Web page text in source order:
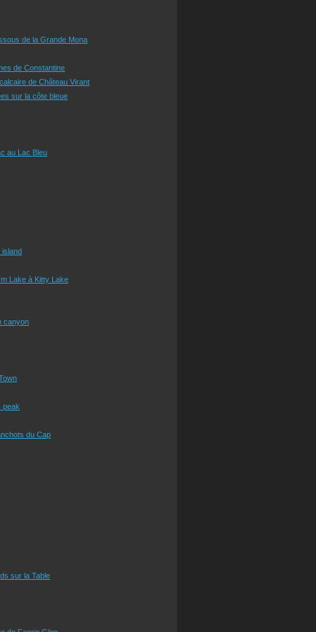
de la Grande Mona
de Constantine
de Château Virant
sur la côte bleue
au Lac Bleu
island
Lake à Kitty Lake
canyon
peak
du Cap
sur la Table